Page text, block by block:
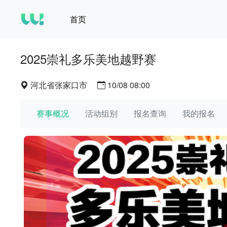
首页
2025崇礼多乐美地越野赛
河北省张家口市 10/08 08:00
赛事概况 活动组别 报名查询 我的报名